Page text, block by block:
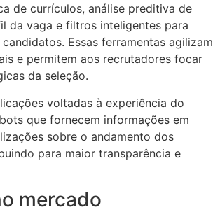
de currículos, análise preditiva de
da vaga e filtros inteligentes para
Essas ferramentas agilizam
e permitem aos recrutadores focar
da seleção.
voltadas à experiência do
que fornecem informações em
sobre o andamento dos
para maior transparência e
mercado